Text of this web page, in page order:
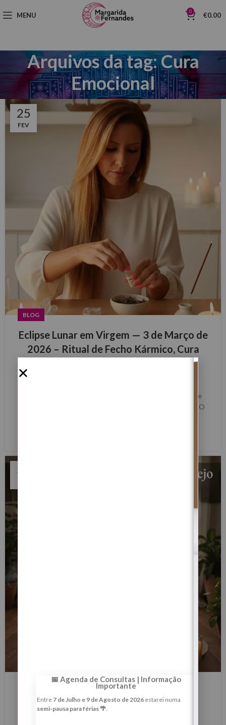
MENU 0 €0.00
Arquivos da tag: Cura
Emocional
25
FEV
BLOG
Eclipse Lunar em Virgem — 3 de Março de
2026 – Ritual de Fecho Kármico, Cura
Emocional e Reorganização Interna
Eclipse Lunar em Virgem — 3 de Março de 2026 Ritual de
Fecho Kármico, Cura Emocional e Reorganização Interna O
31
Ritual da Lua Cheia em Caranguejo –
Cura, Proteção e Renascimento
📅 Agenda de Consultas | Informação
Importante
Entre 7 de Julho e 9 de Agosto de 2026estarei numa
semi-pausa para férias 🌴.